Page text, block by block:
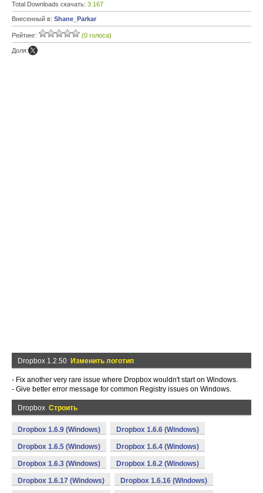
Total Downloads скачать: 3 167
Внесенный в: Shane_Parkar
Рейтинг: (0 голоса)
Доля:
Dropbox 1.2.50 Изменить логотип
- Fix another very rare issue where Dropbox wouldn't start on Windows.
- Give better error message for common Registry issues on Windows.
Dropbox Строить
Dropbox 1.6.9 (Windows) Dropbox 1.6.6 (Windows)
Dropbox 1.6.5 (Windows) Dropbox 1.6.4 (Windows)
Dropbox 1.6.3 (Windows) Dropbox 1.6.2 (Windows)
Dropbox 1.6.17 (Windows) Dropbox 1.6.16 (Windows)